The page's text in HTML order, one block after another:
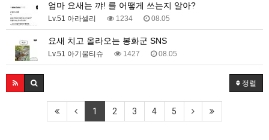
엄마 요새는 꺄! 를 어떻게 쓰는지 알아?
Lv.51 아라셀리 1234 08.05
요새 치고 올라오는 봉화군 SNS
Lv.51 아기물티슈 1427 08.05
정렬
1 2 3 4 5